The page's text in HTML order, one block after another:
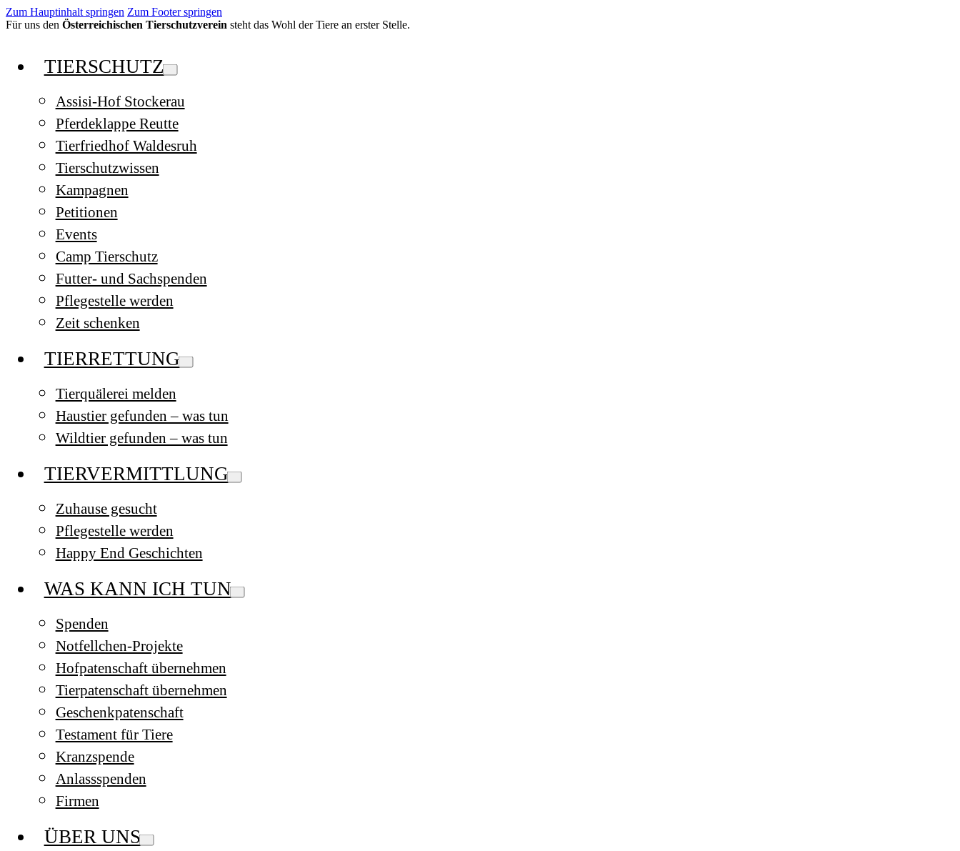
Zum Hauptinhalt springen Zum Footer springen
Für uns den Österreichischen Tierschutzverein steht das Wohl der Tiere an erster Stelle.
TIERSCHUTZ
Assisi-Hof Stockerau
Pferdeklappe Reutte
Tierfriedhof Waldesruh
Tierschutzwissen
Kampagnen
Petitionen
Events
Camp Tierschutz
Futter- und Sachspenden
Pflegestelle werden
Zeit schenken
TIERRETTUNG
Tierquälerei melden
Haustier gefunden – was tun
Wildtier gefunden – was tun
TIERVERMITTLUNG
Zuhause gesucht
Pflegestelle werden
Happy End Geschichten
WAS KANN ICH TUN
Spenden
Notfellchen-Projekte
Hofpatenschaft übernehmen
Tierpatenschaft übernehmen
Geschenkpatenschaft
Testament für Tiere
Kranzspende
Anlassspenden
Firmen
ÜBER UNS